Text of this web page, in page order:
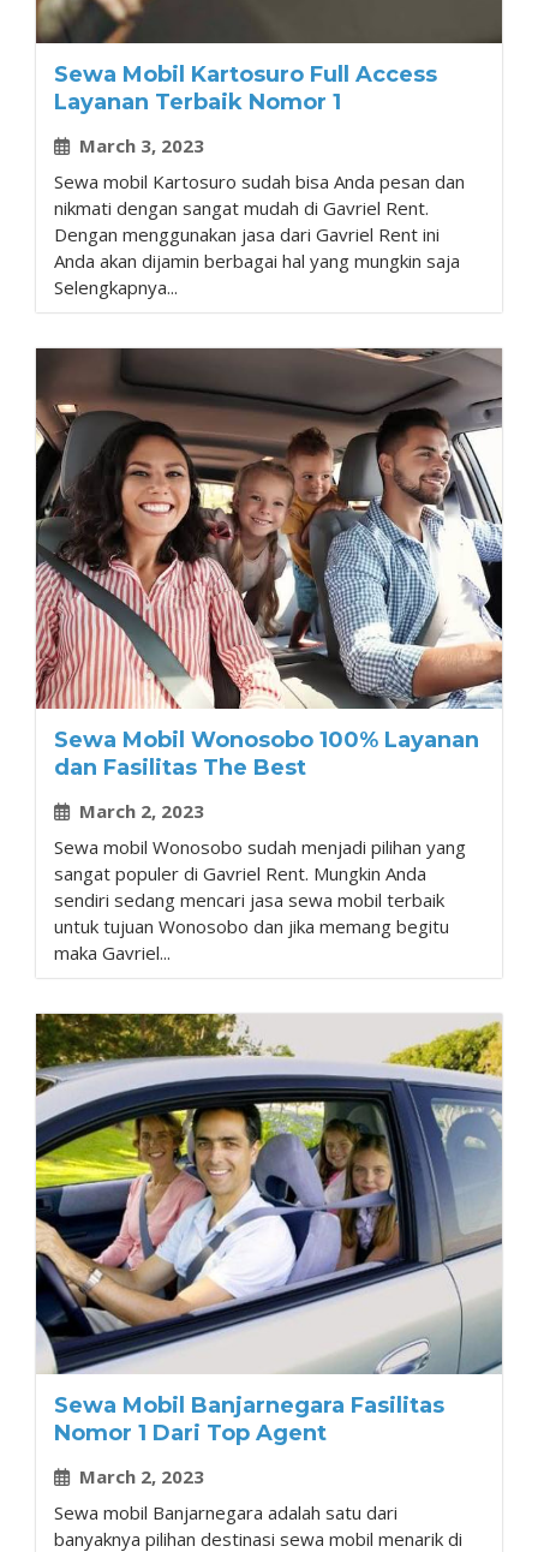
Sewa Mobil Kartosuro Full Access
Layanan Terbaik Nomor 1
March 3, 2023
Sewa mobil Kartosuro sudah bisa Anda pesan dan
nikmati dengan sangat mudah di Gavriel Rent.
Dengan menggunakan jasa dari Gavriel Rent ini
Anda akan dijamin berbagai hal yang mungkin saja
Selengkapnya...
Sewa Mobil Wonosobo 100% Layanan
dan Fasilitas The Best
March 2, 2023
Sewa mobil Wonosobo sudah menjadi pilihan yang
sangat populer di Gavriel Rent. Mungkin Anda
sendiri sedang mencari jasa sewa mobil terbaik
untuk tujuan Wonosobo dan jika memang begitu
maka Gavriel...
Sewa Mobil Banjarnegara Fasilitas
Nomor 1 Dari Top Agent
March 2, 2023
Sewa mobil Banjarnegara adalah satu dari
banyaknya pilihan destinasi sewa mobil menarik di